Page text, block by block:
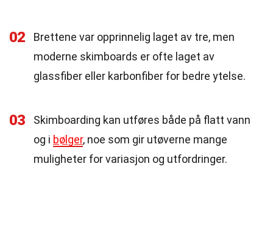
02
Brettene var opprinnelig laget av tre, men
moderne skimboards er ofte laget av
glassfiber eller karbonfiber for bedre ytelse.
03
Skimboarding kan utføres både på flatt vann
og i bølger, noe som gir utøverne mange
muligheter for variasjon og utfordringer.